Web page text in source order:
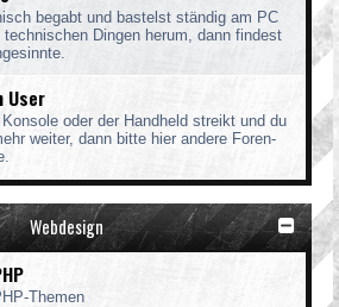
begabt und bastelst ständig am PC
technischen Dingen herum, dann findest
User
oder der Handheld streikt und du
weiter, dann bitte hier andere Foren-
Webdesign
Themen